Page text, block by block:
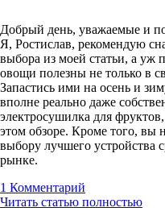
Добрый день, уважаемые и
Я, Ростислав, рекомендую
выбора из моей статьи, а
овощи полезны не только в
Запастись ими на осень и
вполне реально даже
электросушилка для
этом обзоре. Кроме того, вы
выбору лучшего устройства
рынке.
1 Комментарий
Читать статью полностью